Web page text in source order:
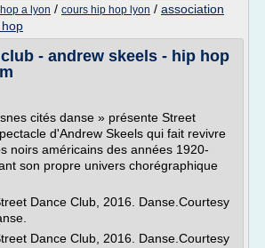
a lyon / cours hip hop lyon / association
- andrew skeels - hip hop
cités danse » présente Street
d'Andrew Skeels qui fait revivre
noirs américains des années 1920-
son propre univers chorégraphique
Dance Club, 2016. Danse.Courtesy
Dance Club, 2016. Danse.Courtesy